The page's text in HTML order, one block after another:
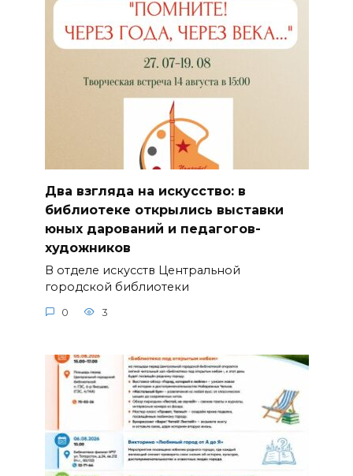
Два взгляда на искусство: в
библиотеке открылись выставки
юных дарований и педагогов-
художников
В отделе искусств Центральной
городской библиотеки
0 3